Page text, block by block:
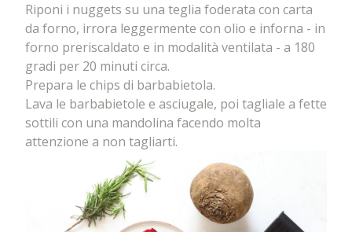
Riponi i nuggets su una teglia foderata con carta
da forno, irrora leggermente con olio e inforna - in
forno preriscaldato e in modalità ventilata - a 180
gradi per 20 minuti circa.
Prepara le chips di barbabietola.
Lava le barbabietole e asciugale, poi tagliale a fette
sottili con una mandolina facendo molta
attenzione a non tagliarti.